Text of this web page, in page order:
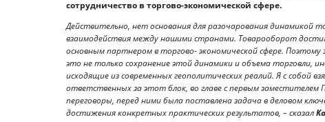
сотрудничество в торгово-экономической сфере.
Действительно, нет основания для разочарования динамикой
взаимодействия между нашими странами. Товарооборот
основным партнером в торгово- экономической сфере.
это не только сохранение этой динамики и объема торговли,
исходящие из современных геополитических реалий. Я с собой
ответственных за этот блок, во главе с первым
переговоры, перед ними была поставлена задача в деловом
достижения конкретных практических результатов, – сказал